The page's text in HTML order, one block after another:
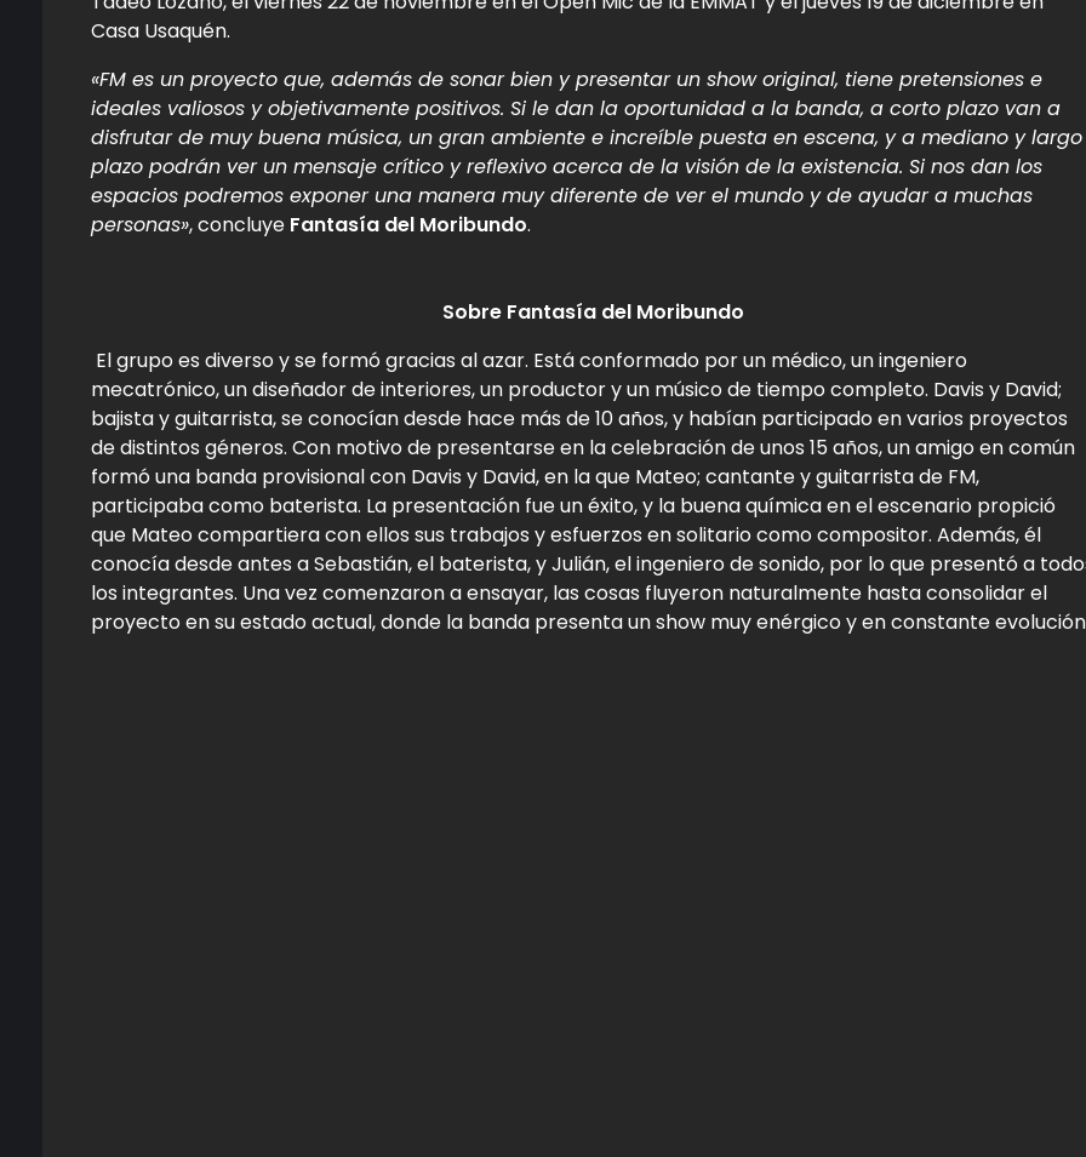
Casa Usaquén.
«FM es un proyecto que, además de sonar bien y presentar un show original, tiene pretensiones e
ideales valiosos y objetivamente positivos. Si le dan la oportunidad a la banda, a corto plazo van a
disfrutar de muy buena música, un gran ambiente e increíble puesta en escena, y a mediano y largo
plazo podrán ver un mensaje crítico y reflexivo acerca de la visión de la existencia. Si nos dan los
espacios podremos exponer una manera muy diferente de ver el mundo y de ayudar a muchas
personas», concluye Fantasía del Moribundo.
Sobre Fantasía del Moribundo
El grupo es diverso y se formó gracias al azar. Está conformado por un médico, un ingeniero
mecatrónico, un diseñador de interiores, un productor y un músico de tiempo completo. Davis y David;
bajista y guitarrista, se conocían desde hace más de 10 años, y habían participado en varios proyectos
de distintos géneros. Con motivo de presentarse en la celebración de unos 15 años, un amigo en común
formó una banda provisional con Davis y David, en la que Mateo; cantante y guitarrista de FM,
participaba como baterista. La presentación fue un éxito, y la buena química en el escenario propició
que Mateo compartiera con ellos sus trabajos y esfuerzos en solitario como compositor. Además, él
conocía desde antes a Sebastián, el baterista, y Julián, el ingeniero de sonido, por lo que presentó a
los integrantes. Una vez comenzaron a ensayar, las cosas fluyeron naturalmente hasta consolidar el
proyecto en su estado actual, donde la banda presenta un show muy enérgico y en constante